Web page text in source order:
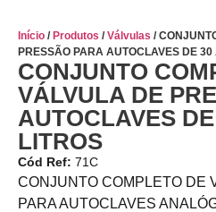
Início / Produtos /Válvulas /
PRESSÃO PARA AUTOCLAVES DE 30
CONJUNTO
VÁLVULA DE
AUTOCLAVES
LITROS
Cód Ref: 71C
CONJUNTO COMPLETO DE
PARA AUTOCLAVES